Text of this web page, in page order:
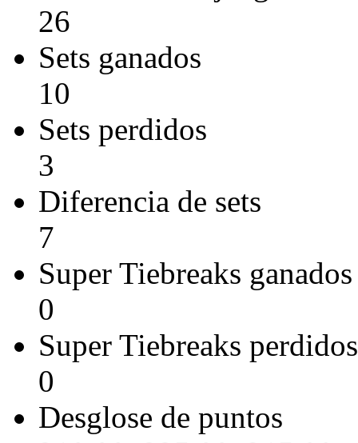
26
Sets ganados
10
Sets perdidos
3
Diferencia de sets
7
Super Tiebreaks ganados
0
Super Tiebreaks perdidos
0
Desglose de puntos